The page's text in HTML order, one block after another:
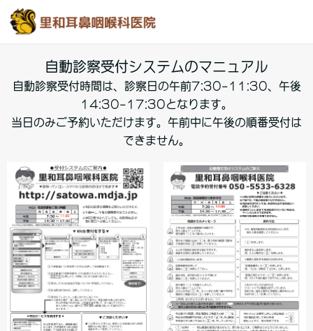
自動診察受付システムのマニュアル
自動診察受付時間は、診察日の午前7:30-11:30、午後
14:30-17:30となります。
当日のみご予約いただけます。午前中に午後の順番受付は
できません。